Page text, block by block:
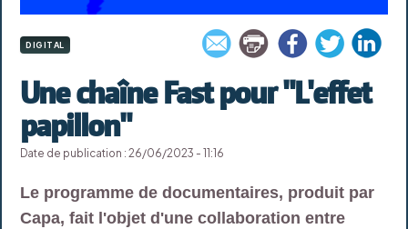
DIGITAL
Une chaîne Fast pour "L'effet
papillon"
Date de publication : 26/06/2023 - 11:16
Le programme de documentaires, produit par
Capa, fait l'objet d'une collaboration entre